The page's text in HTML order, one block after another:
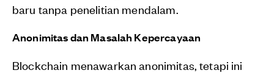
baru tanpa penelitian mendalam.
Anonimitas dan Masalah Kepercayaan
Blockchain menawarkan anonimitas, tetapi ini